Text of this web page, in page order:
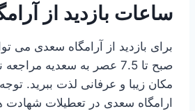
ساعات بازدید از
صبح تا 7.5 عصر به سعدیه
مکان زیبا و عرفانی لذت ببرید.
ارامگاه سعدی در تعطیلات شهادت